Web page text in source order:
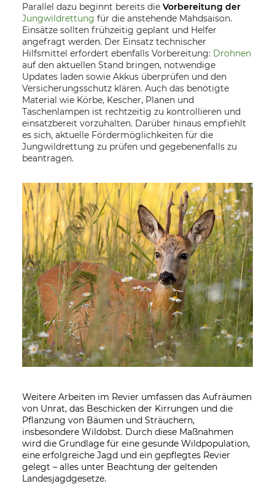
Parallel dazu beginnt bereits die Vorbereitung der
Jungwildrettung für die anstehende Mahdsaison.
Einsätze sollten frühzeitig geplant und Helfer
angefragt werden. Der Einsatz technischer
Hilfsmittel erfordert ebenfalls Vorbereitung: Drohnen
auf den aktuellen Stand bringen, notwendige
Updates laden sowie Akkus überprüfen und den
Versicherungsschutz klären. Auch das benötigte
Material wie Körbe, Kescher, Planen und
Taschenlampen ist rechtzeitig zu kontrollieren und
einsatzbereit vorzuhalten. Darüber hinaus empfiehlt
es sich, aktuelle Fördermöglichkeiten für die
Jungwildrettung zu prüfen und gegebenenfalls zu
beantragen.
Weitere Arbeiten im Revier umfassen das Aufräumen
von Unrat, das Beschicken der Kirrungen und die
Pflanzung von Bäumen und Sträuchern,
insbesondere Wildobst. Durch diese Maßnahmen
wird die Grundlage für eine gesunde Wildpopulation,
eine erfolgreiche Jagd und ein gepflegtes Revier
gelegt – alles unter Beachtung der geltenden
Landesjagdgesetze.